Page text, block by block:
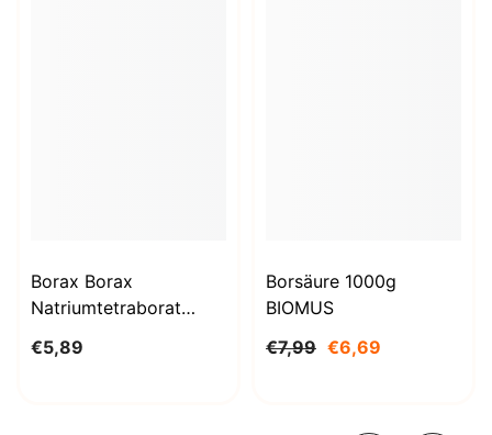
Borax Borax
Natriumtetraborat
STANLAB
€5,89
Borsäure 1000g
BIOMUS
€7,99 €6,69